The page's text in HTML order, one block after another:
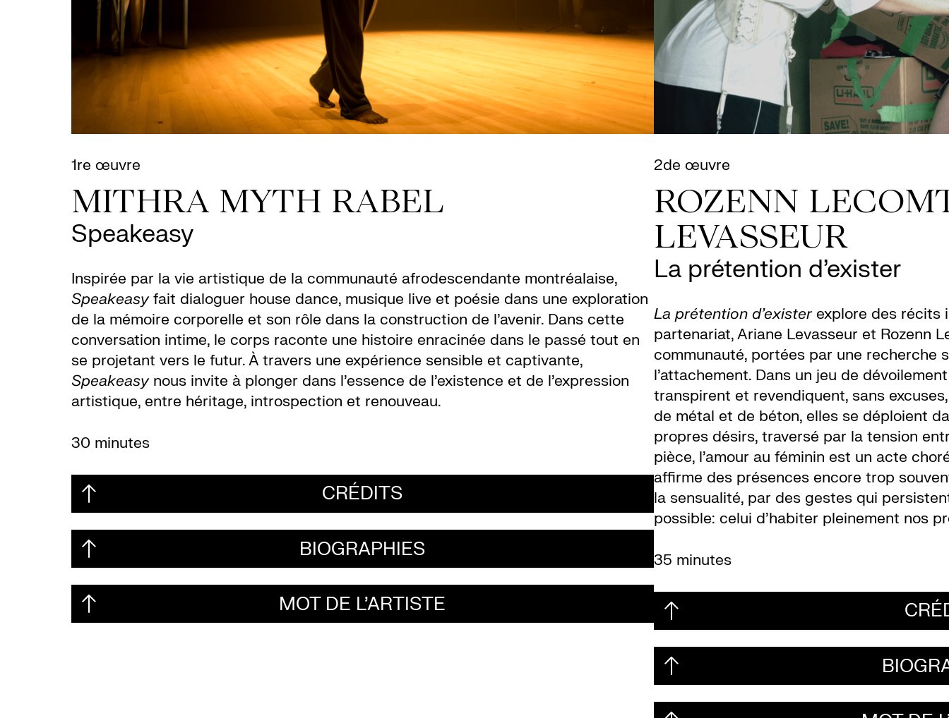
1re œuvre
MITHRA MYTH RABEL
Speakeasy
Inspirée par la vie artistique de la communauté afrodescendante montréalaise,
Speakeasyfait dialoguer house dance, musique live et poésie dans une exploration
de la mémoire corporelle et son rôle dans la construction de l’avenir. Dans cette
conversation intime, le corps raconte une histoire enracinée dans le passé tout en
se projetant vers le futur. À travers une expérience sensible et captivante,
Speakeasynous invite à plonger dans l’essence de l’existence et de l’expression
artistique, entre héritage, introspection et renouveau.
30 minutes
CRÉDITS
BIOGRAPHIES
MOT DE L'ARTISTE
2de œuvre
ROZENN
LEVASSEUR
La prétention d’exister
La prétention d’existerexplore des récits
partenariat, Ariane Levasseur et Rozenn
communauté, portées par une recherche
l’attachement. Dans un jeu de
transpirent et revendiquent, sans
de métal et de béton, elles se déploient
propres désirs, traversé par la tension
pièce, l’amour au féminin est un acte
affirme des présences encore trop
la sensualité, par des gestes qui
possible: celui d’habiter pleinement nos
35 minutes